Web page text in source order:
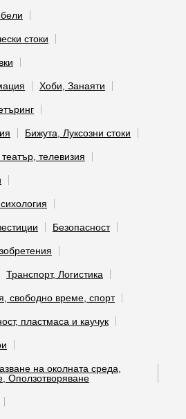
стоки
Хоби, Занаяти
Бижута, Луксозни стоки
телевизия
Безопасност
Транспорт, Логистика
свободно време, спорт
пластмаса и каучук
на околната среда,
Оползотворяване